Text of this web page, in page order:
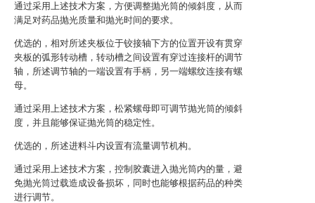
通过采用上述技术方案，方便调整抛光筒的倾斜度，从而
满足对药品抛光质量和抛光时间的要求。
优选的，相对所述夹板位于铰接轴下方的位置开设有贯穿
夹板的弧形转动槽，转动槽之间设置有穿过连接杆的调节
轴，所述调节轴的一端设置有手柄，另一端螺纹连接有螺
母。
通过采用上述技术方案，松紧螺母即可调节抛光筒的倾斜
度，并且能够保证抛光筒的稳定性。
优选的，所述进料斗内设置有流量调节机构。
通过采用上述技术方案，控制胶囊进入抛光筒内的量，避
免抛光筒过载造成设备损坏，同时也能够根据药品的种类
进行调节。